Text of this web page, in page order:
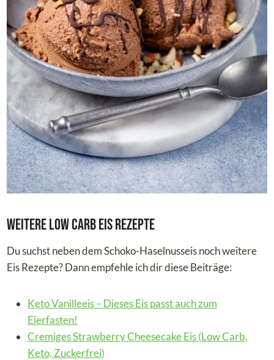
Weitere Low Carb Eis Rezepte
Du suchst neben dem Schoko-Haselnusseis noch weitere
Eis Rezepte? Dann empfehle ich dir diese Beiträge:
Keto Vanilleeis – Dieses Eis passt auch zum
Eierfasten!
Cremiges Strawberry Cheesecake Eis (Low Carb,
Keto, Zuckerfrei)